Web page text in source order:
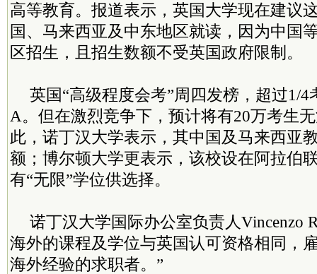
高等教育。报道表示，英国大学现在建议
国、马来西亚及中东地区就读，因为中国
区招生，且招生数额不受英国政府限制。
英国“高级程度会考”周四发榜，超过1/
A。但在激烈竞争下，预计将有20万考生
此，诺丁汉大学表示，其中国及马来西亚
额；博尔顿大学更表示，该校设在阿拉伯
有“无限”学位供选择。
诺丁汉大学国际办公室负责人Vincenzo
海外的课程及学位与英国认可资格相同，
海外经验的求职者。”